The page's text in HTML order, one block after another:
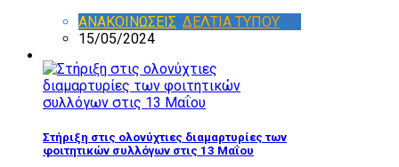
ΑΝΑΚΟΙΝΩΣΕΙΣ ΔΕΛΤΙΑ ΤΥΠΟΥ
15/05/2024
Στήριξη στις ολονύχτιες διαμαρτυρίες των
φοιτητικών συλλόγων στις 13 Μαΐου